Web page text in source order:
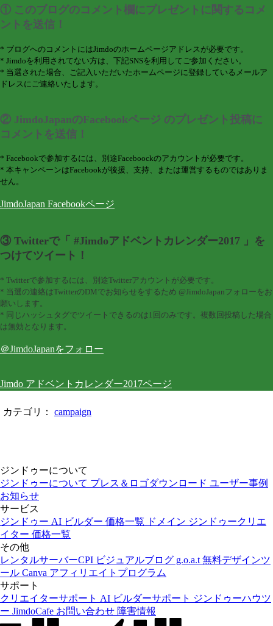
① このブログのコメント欄にプレゼントに関するコメ
ントを送信！
* ブログへのコメントにはJimdoのホームページアドレスが必要です。
* Jimdoを利用されてない方は、下記SNSを利用してご参加ください。
* 当選された場合、ご記入いただいたホームページに登録しているメールア
ドレスにご連絡いたします。
② JimdoJapanのFacebookページ のプレゼント投稿に
コメントを送信！
* Facebookで参加するには、別途Faceboockのアカウントが必要です。
* 本キャンペーンはFacebookが後援、支持、または運営するものではありま
せん。
JimdoJapan Facebookページ
③ Twitterで「 #Jimdoアドベントカレンダー2017 」を
つけてツイート！
* Twitterで参加するには、別途Twitterアカウントが必要です。
* 当選の連絡はTwitterのDMでお知らせをするため @JimdoJapanフォローをお
願いします。
* 同じハッシュタグでツイートできるのは1回のみです。複数回投稿した場合
は無効となります。
＠JimdoJapanをフォロー
Jimdo アドベントカレンダー2017ページ
カテゴリ： campaign
ジンドゥーについて
ジンドゥーについて プレス＆ロゴダウンロード ユーザー事例
お知らせ
サービス
ジンドゥー AI ビルダー 価格一覧 ドメイン ジンドゥークリエ
イター 価格一覧
その他
レンタルサーバーCPI ビジュアルブログ g.o.a.t 無料デザインツ
ール Canva アフィリエイトプログラム
サポート
クリエイターサポート AI ビルダーサポート ジンドゥーハウツ
ー JimdoCafe お問い合わせ 障害情報